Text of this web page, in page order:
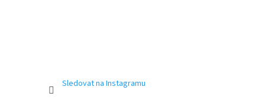
Sledovat na Instagramu